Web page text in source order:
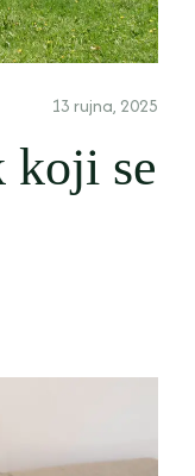
13 rujna, 2025
koji se